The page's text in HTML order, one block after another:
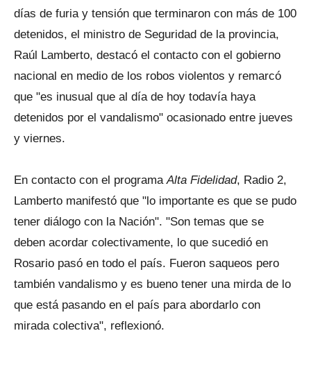
días de furia y tensión que terminaron con más de 100
detenidos, el ministro de Seguridad de la provincia,
Raúl Lamberto, destacó el contacto con el gobierno
nacional en medio de los robos violentos y remarcó
que "es inusual que al día de hoy todavía haya
detenidos por el vandalismo" ocasionado entre jueves
y viernes.
En contacto con el programaAlta Fidelidad, Radio 2,
Lamberto manifestó que "lo importante es que se pudo
tener diálogo con la Nación". "Son temas que se
deben acordar colectivamente, lo que sucedió en
Rosario pasó en todo el país. Fueron saqueos pero
también vandalismo y es bueno tener una mirda de lo
que está pasando en el país para abordarlo con
mirada colectiva", reflexionó.